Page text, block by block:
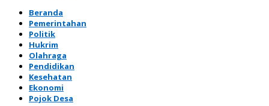
Beranda
Pemerintahan
Politik
Hukrim
Olahraga
Pendidikan
Kesehatan
Ekonomi
Pojok Desa